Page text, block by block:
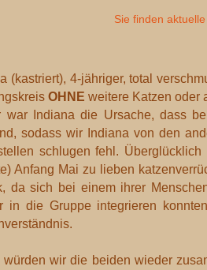
Sie finden
(kastriert), 4-jähriger, total
OHNE weitere Katzen oder
war Indiana die Ursache, dass
sodass wir Indiana von den
schlugen fehl.
Anfang Mai zu lieben
da sich bei einem ihrer
in die Gruppe integrieren
würden wir die beiden wieder